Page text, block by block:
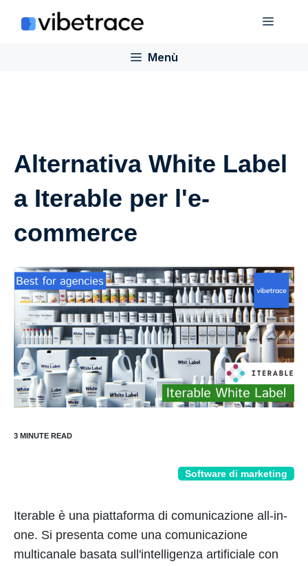
Menù
Menù
Alternativa White Label
a Iterable per l'e-
commerce
Software di marketing
Iterable è una piattaforma di comunicazione all-in-
one. Si presenta come una comunicazione
multicanale basata sull'intelligenza artificiale con